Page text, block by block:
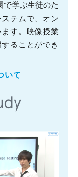
で学ぶ生徒のた
テムで、オン
す。映像授業
ることができ
いて